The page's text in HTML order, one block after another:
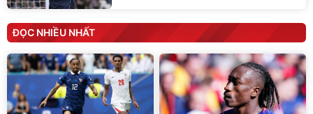
ĐỌC NHIỀU NHẤT